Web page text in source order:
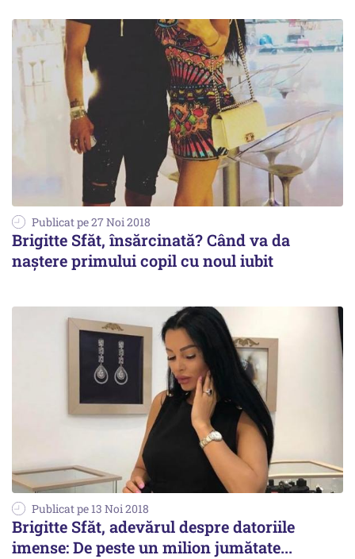
Publicat pe 27 Noi 2018
Brigitte Sfăt, însărcinată? Când va da
naștere primului copil cu noul iubit
Publicat pe 13 Noi 2018
Brigitte Sfăt, adevărul despre datoriile
imense: De peste un milion jumătate...